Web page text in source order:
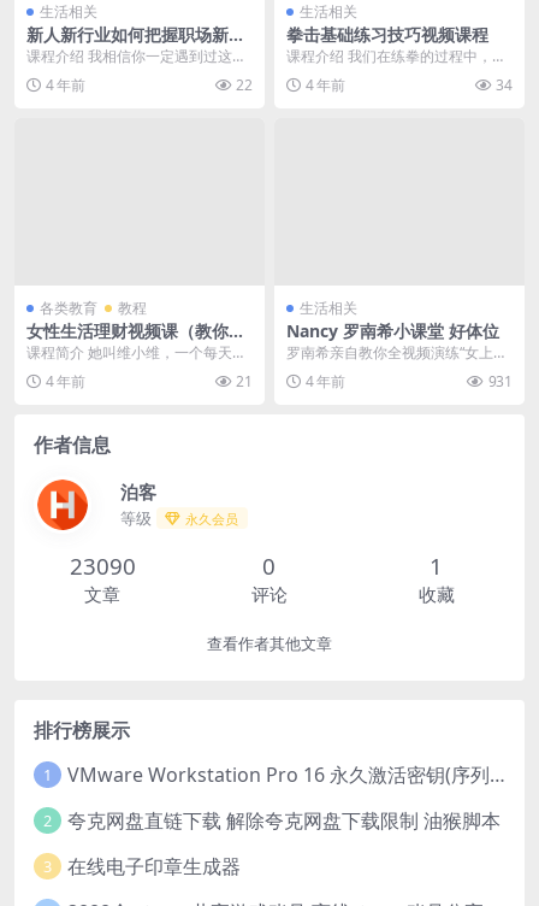
生活相关
新人新行业如何把握职场新机
会
课程介绍 我相信你一定遇到过这些
困惑：想进入一个新行业，但不知
道自己的选择是不是...
4 年前 22
生活相关
拳击基础练习技巧视频课程
课程介绍 我们在练拳的过程中，有
很多基本的拳击技巧，这些技巧会
提升你的训练，攻击...
4 年前 34
各类教育 教程
女性生活理财视频课（教你从
零规划家庭开支）
课程简介 她叫维小维，一个每天都
和钱打交道的二宝妈妈。和大多数
普通女生一样，她也...
4 年前 21
生活相关
Nancy 罗南希小课堂 好体位
罗南希亲自教你全视频演练“女上、
火车bian当、69、坐姿、趟姿“等15
个体位，...
4 年前 931
作者信息
泊客
等级 永久会员
23090
文章
0
评论
1
收藏
查看作者其他文章
排行榜展示
1 VMware Workstation Pro 16 永久激活密钥(序列号)
2 夸克网盘直链下载 解除夸克网盘下载限制 油猴脚本
3 在线电子印章生成器